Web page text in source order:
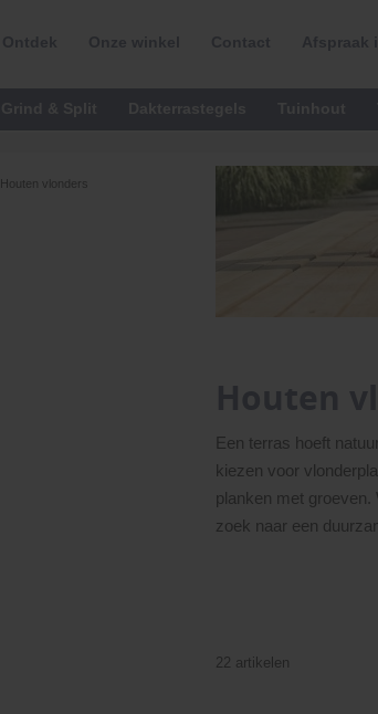
Houten vlonders
Een terras hoeft
kiezen voor
planken met groeven.
zoek naar een
22 artikelen